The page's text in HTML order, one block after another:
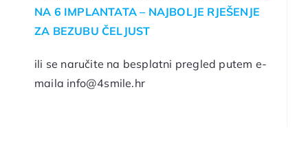
NA 6 IMPLANTATA – NAJBOLJE RJEŠENJE
ZA BEZUBU ČELJUST
ili se naručite na besplatni pregled putem e-
maila info@4smile.hr